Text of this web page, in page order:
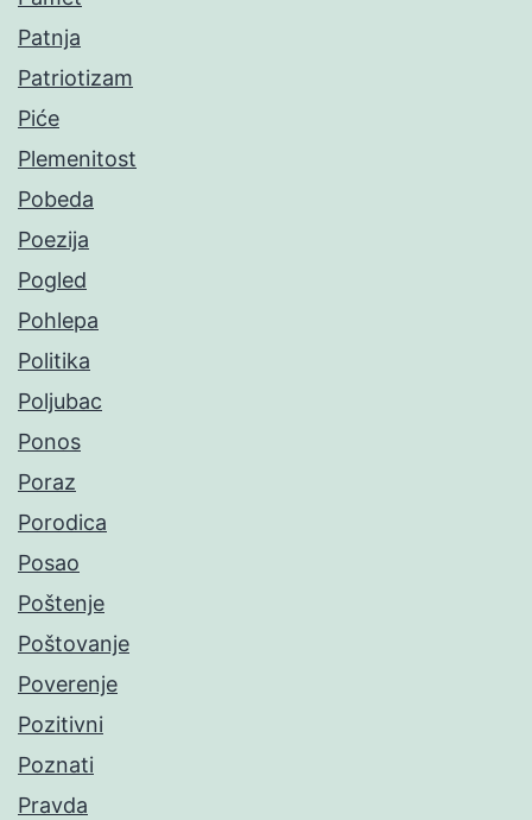
Patnja
Patriotizam
Piće
Plemenitost
Pobeda
Poezija
Pogled
Pohlepa
Politika
Poljubac
Ponos
Poraz
Porodica
Posao
Poštenje
Poštovanje
Poverenje
Pozitivni
Poznati
Pravda